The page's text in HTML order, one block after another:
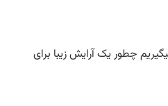
چطور یک آرایش زیبا برای